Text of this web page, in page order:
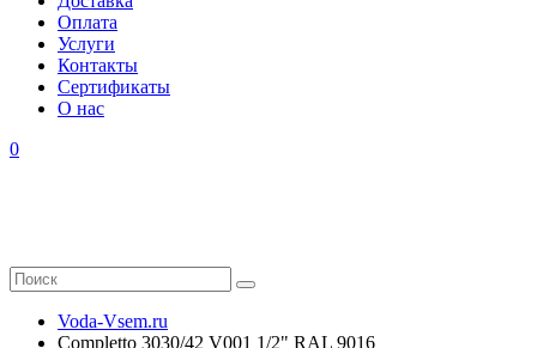
Оплата
Услуги
Контакты
Cертификаты
О нас
0
Voda-Vsem.ru
Completto 3030/42 V001 1/2" RAL 9016